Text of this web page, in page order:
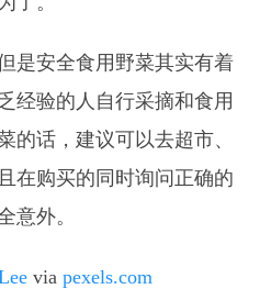
是安全食用野菜其实有着
经验的人自行采摘和食用
的话，建议可以去超市、
在购买的同时询问正确的
意外。
via pexels.com